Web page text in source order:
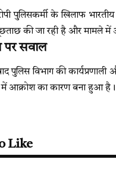
पुलिसकर्मी के खिलाफ
की जा रही है और मामले में
पर सवाल
विभाग की कार्यप्रणाली
में आक्रोश का कारण बना हुआ है।
Like